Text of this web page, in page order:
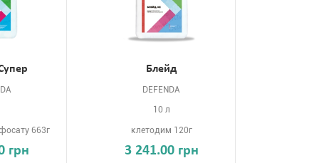
663г
грн
Блейд
DEFENDA
10 л
клетодим 120г
3 241.00 грн